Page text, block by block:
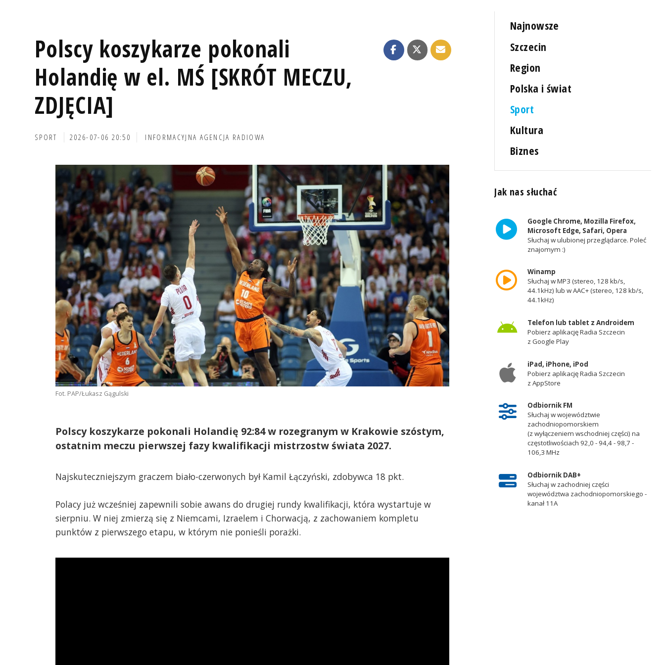
Polscy koszykarze pokonali
Holandię w el. MŚ [SKRÓT MECZU,
ZDJĘCIA]
SPORT 2026-07-06 20:50 INFORMACYJNA AGENCJA RADIOWA
Fot. PAP/Łukasz Gągulski
Polscy koszykarze pokonali Holandię 92:84 w rozegranym w Krakowie szóstym,
ostatnim meczu pierwszej fazy kwalifikacji mistrzostw świata 2027.
Najskuteczniejszym graczem biało-czerwonych był Kamil Łączyński, zdobywca 18 pkt.
Polacy już wcześniej zapewnili sobie awans do drugiej rundy kwalifikacji, która wystartuje w
sierpniu. W niej zmierzą się z Niemcami, Izraelem i Chorwacją, z zachowaniem kompletu
punktów z pierwszego etapu, w którym nie ponieśli porażki.
Najnowsze
Szczecin
Region
Polska i świat
Sport
Kultura
Biznes
Jak nas słuchać
Google Chrome, Mozilla Firefox,
Microsoft Edge, Safari, Opera
Słuchaj w ulubionej przeglądarce. Poleć
znajomym :)
Winamp
Słuchaj w MP3 (stereo, 128 kb/s,
44.1kHz) lub w AAC+ (stereo, 128 kb/s,
44.1kHz)
Telefon lub tablet z Androidem
Pobierz aplikację Radia Szczecin
z Google Play
iPad, iPhone, iPod
Pobierz aplikację Radia Szczecin
z AppStore
Odbiornik FM
Słuchaj w województwie
zachodniopomorskiem
(z wyłączeniem wschodniej części) na
częstotliwościach 92,0 - 94,4 - 98,7 -
106,3 MHz
Odbiornik DAB+
Słuchaj w zachodniej części
województwa zachodniopomorskiego -
kanał 11A